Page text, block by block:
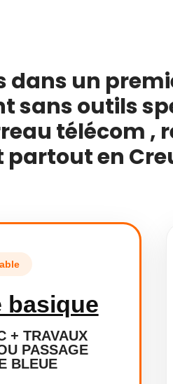
dans un
sans outils
télécom ,
en
basique
+ TRAVAUX
PASSAGE
BLEUE